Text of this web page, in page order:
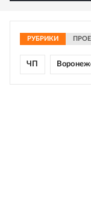
РУБРИКИ
ЧП